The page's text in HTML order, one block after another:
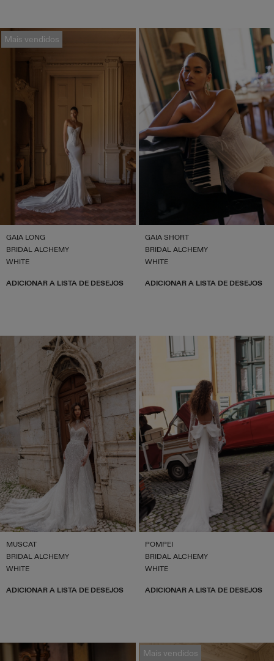
Mais vendidos
GAIA LONG
BRIDAL ALCHEMY
WHITE
ADICIONAR A LISTA DE DESEJOS
GAIA SHORT
BRIDAL ALCHEMY
WHITE
ADICIONAR A LISTA DE DESEJOS
MUSCAT
BRIDAL ALCHEMY
WHITE
ADICIONAR A LISTA DE DESEJOS
POMPEI
BRIDAL ALCHEMY
WHITE
ADICIONAR A LISTA DE DESEJOS
Mais vendidos